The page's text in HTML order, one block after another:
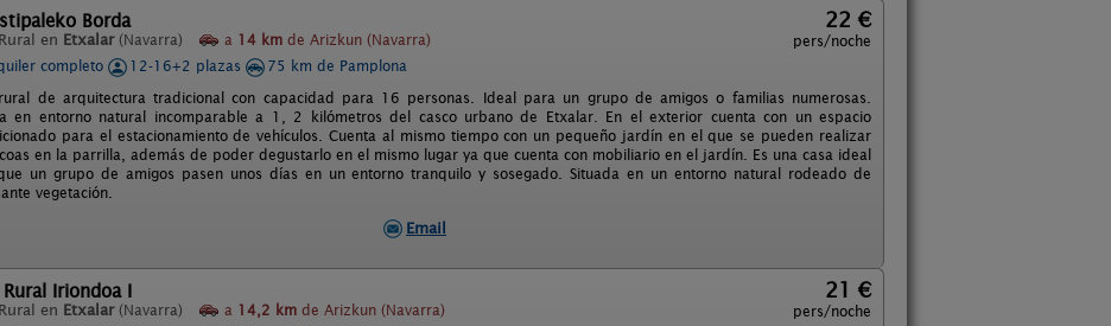
Borda
en Etxalar (Navarra) a 14 km de Arizkun (Navarra)
22 €
pers/noche
completo
12-16+2 plazas
75 km de Pamplona
de arquitectura tradicional con capacidad para 16 personas. Ideal para un grupo de amigos o familias numerosas.
en entorno natural incomparable a 1, 2 kilómetros del casco urbano de Etxalar. En el exterior cuenta con un espacio
para el estacionamiento de vehículos. Cuenta al mismo tiempo con un pequeño jardín en el que se pueden realizar
en la parrilla, además de poder degustarlo en el mismo lugar ya que cuenta con mobiliario en el jardín. Es una casa ideal
un grupo de amigos pasen unos días en un entorno tranquilo y sosegado. Situada en un entorno natural rodeado de
vegetación.
Email
Rural Iriondoa I
en Etxalar (Navarra) a 14,2 km de Arizkun (Navarra)
21 €
pers/noche